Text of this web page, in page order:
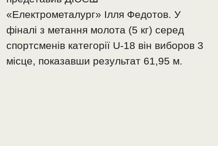
«Електрометалург» Ілля Федотов. У
фіналі з метання молота (5 кг) серед
спортсменів категорії U-18 він виборов 3
місце, показавши результат 61,95 м.